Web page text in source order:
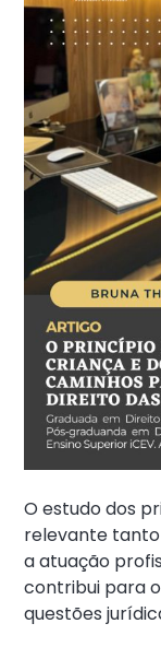
O estudo dos
relevante
a atuação
contribui para
questões